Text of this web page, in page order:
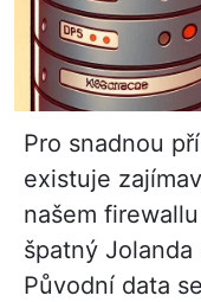
Pro snadnou
existuje
našem
špatný Jolanda
Původní data